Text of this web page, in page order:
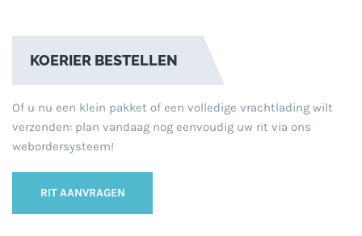
KOERIER BESTELLEN
Of u nu een klein pakket of een volledige vrachtlading wilt
verzenden: plan vandaag nog eenvoudig uw rit via ons
webordersysteem!
RIT AANVRAGEN